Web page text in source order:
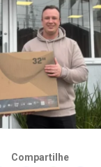
Compartilhe